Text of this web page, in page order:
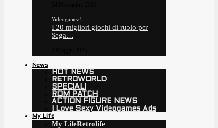
Videogamez!
I 20 migliori giochi di ruolo per
Sega…
News
HOT NEWS
RETROWORLD
SPECIALI
ROM PATCH
ACTION FIGURE NEWS
I Love Sexy Videogames Ads
My Life
My LifeRetrolife